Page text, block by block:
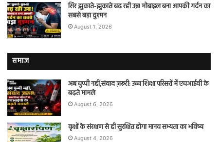
सिर झुकाते-झुकाते बढ़ रही उम्र! मोबाइल बना आपकी गर्दन का
सबसे बड़ा दुश्मन
August 1, 2026
समाज
अब चुप्पी नहीं,संवाद ज़रूरी: उच्च शिक्षा परिसरों में एचआईवी के
बढ़ते मामले
August 6, 2026
वृक्षों के संरक्षण से ही सुरक्षित होगा मानव सभ्यता का भविष्य
August 4, 2026